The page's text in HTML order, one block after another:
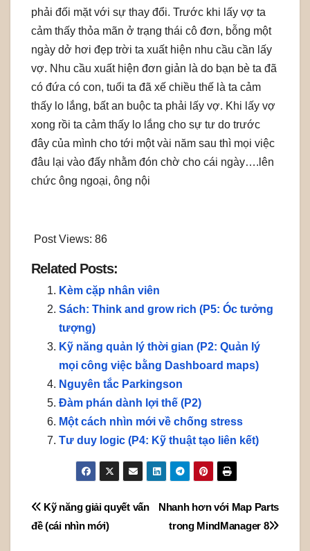
phải đối mặt với sự thay đổi. Trước khi lấy vợ ta
cảm thấy thỏa mãn ở trạng thái cô đơn, bỗng một
ngày dở hơi đẹp trời ta xuất hiện nhu cầu cần lấy
vợ. Nhu cầu xuất hiện đơn giản là do bạn bè ta đã
có đứa có con, tuổi ta đã xế chiều thế là ta cảm
thấy lo lắng, bất an buộc ta phải lấy vợ. Khi lấy vợ
xong rồi ta cảm thấy lo lắng cho sự tư do trước
đây của mình cho tới một vài năm sau thì mọi việc
đâu lại vào đấy nhằm đón chờ cho cái ngày….lên
chức ông ngoại, ông nội
Post Views: 86
Related Posts:
Kèm cặp nhân viên
Sách: Think and grow rich (P5: Óc tưởng
tượng)
Kỹ năng quản lý thời gian (P2: Quản lý
mọi công việc bằng Dashboard maps)
Nguyên tắc Parkingson
Đàm phán dành lợi thế (P2)
Một cách nhìn mới về chống stress
Tư duy logic (P4: Kỹ thuật tạo liên kết)
Post
navigation
Nhanh hơn với Map Parts
trong MindManager 8
Kỹ năng giải quyết vấn
đề (cái nhìn mới)